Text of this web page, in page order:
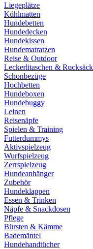
Liegeplätze
Kühlmatten
Hundebetten
Hundedecken
Hundekissen
Hundematratzen
Reise & Outdoor
Leckerlitaschen &
Schonbezüge
Hochbetten
Hundeboxen
Hundebuggy
Leinen
Reisenäpfe
Spielen & Training
Futterdummys
Aktivspielzeug
Wurfspielzeug
Zerrspielzeug
Hundeanhänger
Zubehör
Hundeklappen
Essen & Trinken
Näpfe & Snackdosen
Pflege
Bürsten & Kämme
Bademäntel
Hundehandtücher